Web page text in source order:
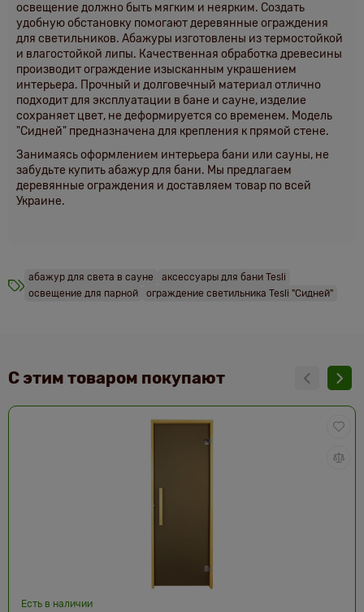
освещение должно быть мягким и неярким. Создать
удобную обстановку помогают деревянные ограждения
для светильников. Абажуры изготовлены из термостойкой
и влагостойкой липы. Качественная обработка древесины
производит ограждение изысканным украшением
интерьера. Прочный и долговечный материал отлично
подходит для эксплуатации в бане и сауне, изделие
сохраняет цвет, не деформируется со временем. Модель
"Сидней" предназначена для крепления к прямой стене.
Занимаясь оформлением интерьера бани или сауны, не
забудьте купить абажур для бани. Мы предлагаем
деревянные ограждения и доставляем товар по всей
Украине.
абажур для света в сауне
аксессуары для бани Tesli
освещение для парной
ограждение светильника Tesli "Сидней"
С этим товаром покупают
Есть в наличии